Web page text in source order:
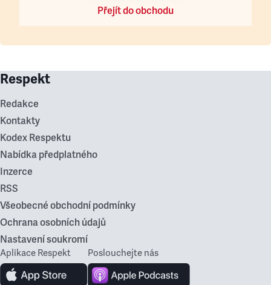
Přejít do obchodu
Respekt
Redakce
Kontakty
Kodex Respektu
Nabídka předplatného
Inzerce
RSS
Všeobecné obchodní podmínky
Ochrana osobních údajů
Nastavení soukromí
Aplikace Respekt Poslouchejte nás